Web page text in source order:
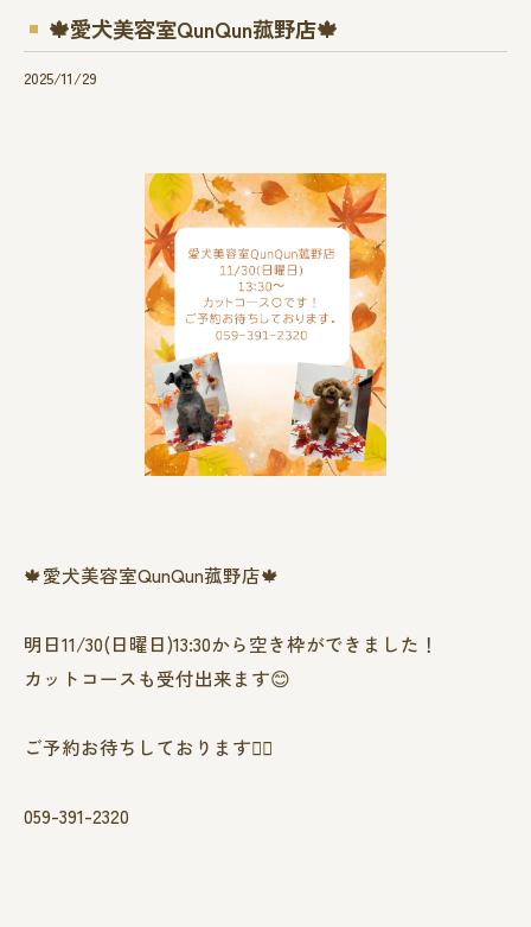
🍁愛犬美容室QunQun菰野店🍁
2025/11/29
🍁愛犬美容室QunQun菰野店🍁
明日11/30(日曜日)13:30から空き枠ができました！
カットコースも受付出来ます😊
ご予約お待ちしております🙇‍♀️
059-391-2320